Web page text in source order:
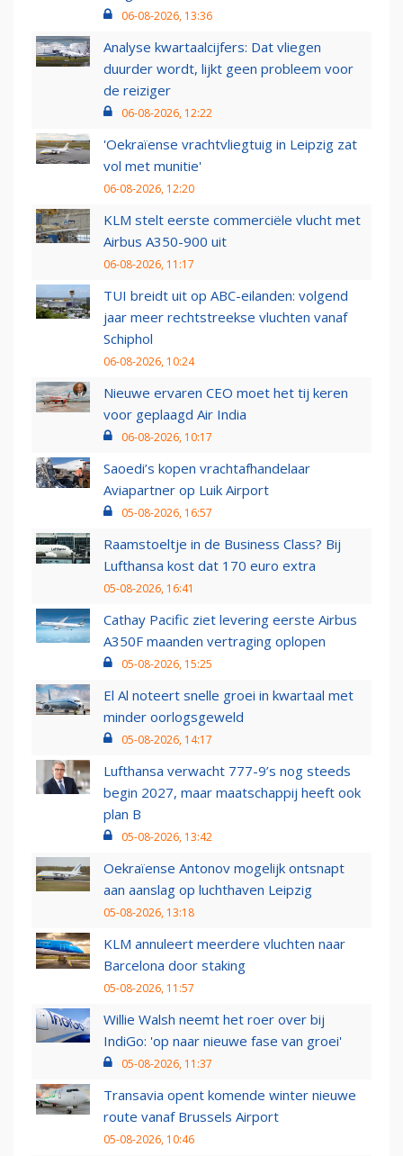
06-08-2026, 13:36
Analyse kwartaalcijfers: Dat vliegen
duurder wordt, lijkt geen probleem voor
de reiziger
06-08-2026, 12:22
'Oekraïense vrachtvliegtuig in Leipzig zat
vol met munitie'
06-08-2026, 12:20
KLM stelt eerste commerciële vlucht met
Airbus A350-900 uit
06-08-2026, 11:17
TUI breidt uit op ABC-eilanden: volgend
jaar meer rechtstreekse vluchten vanaf
Schiphol
06-08-2026, 10:24
Nieuwe ervaren CEO moet het tij keren
voor geplaagd Air India
06-08-2026, 10:17
Saoedi’s kopen vrachtafhandelaar
Aviapartner op Luik Airport
05-08-2026, 16:57
Raamstoeltje in de Business Class? Bij
Lufthansa kost dat 170 euro extra
05-08-2026, 16:41
Cathay Pacific ziet levering eerste Airbus
A350F maanden vertraging oplopen
05-08-2026, 15:25
El Al noteert snelle groei in kwartaal met
minder oorlogsgeweld
05-08-2026, 14:17
Lufthansa verwacht 777-9’s nog steeds
begin 2027, maar maatschappij heeft ook
plan B
05-08-2026, 13:42
Oekraïense Antonov mogelijk ontsnapt
aan aanslag op luchthaven Leipzig
05-08-2026, 13:18
KLM annuleert meerdere vluchten naar
Barcelona door staking
05-08-2026, 11:57
Willie Walsh neemt het roer over bij
IndiGo: 'op naar nieuwe fase van groei'
05-08-2026, 11:37
Transavia opent komende winter nieuwe
route vanaf Brussels Airport
05-08-2026, 10:46